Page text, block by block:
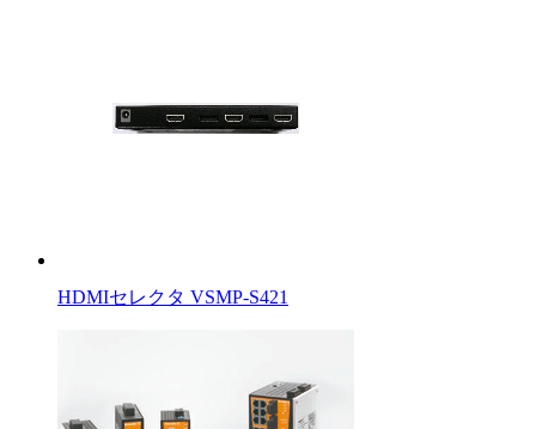
HDMIセレクタ VSMP-S421